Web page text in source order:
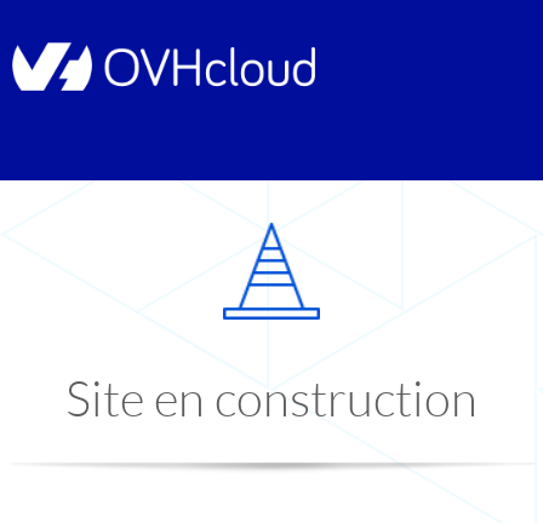
Site en construction